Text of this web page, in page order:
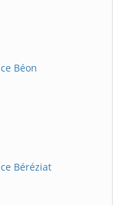
Béon
Béréziat